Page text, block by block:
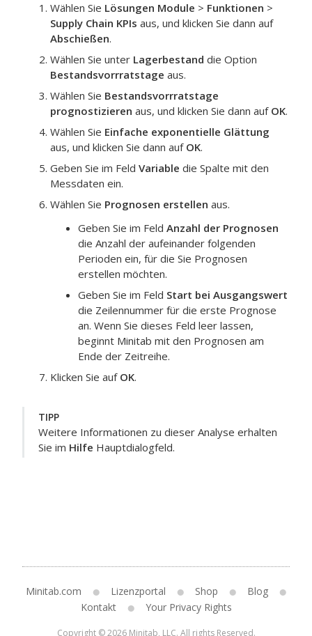
Wählen Sie Lösungen Module > Funktionen >
Supply Chain KPIs aus, und klicken Sie dann auf
Abschießen.
Wählen Sie unter Lagerbestand die Option
Bestandsvorrratstage aus.
Wählen Sie Bestandsvorrratstage
prognostizieren aus, und klicken Sie dann auf OK.
Wählen Sie Einfache exponentielle Glättung
aus, und klicken Sie dann auf OK.
Geben Sie im Feld Variable die Spalte mit den
Messdaten ein.
Wählen Sie Prognosen erstellen aus.
Geben Sie im Feld Anzahl der Prognosen
die Anzahl der aufeinander folgenden
Perioden ein, für die Sie Prognosen
erstellen möchten.
Geben Sie im Feld Start bei Ausgangswert
die Zeilennummer für die erste Prognose
an. Wenn Sie dieses Feld leer lassen,
beginnt Minitab mit den Prognosen am
Ende der Zeitreihe.
Klicken Sie auf OK.
TIPP
Weitere Informationen zu dieser Analyse erhalten
Sie im Hilfe Hauptdialogfeld.
Minitab.com Lizenzportal Shop
Blog
Kontakt
Your Privacy Rights
Copyright © 2026 Minitab, LLC. All rights Reserved.